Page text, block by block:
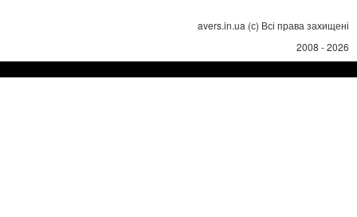
avers.in.ua (с) Всі права захищені
2008 - 2026